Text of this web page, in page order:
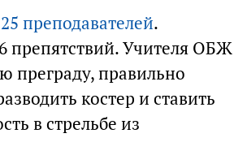
преподавателей.
препятствий. Учителя ОБЖ
преграду, правильно
костер и ставить
в стрельбе из